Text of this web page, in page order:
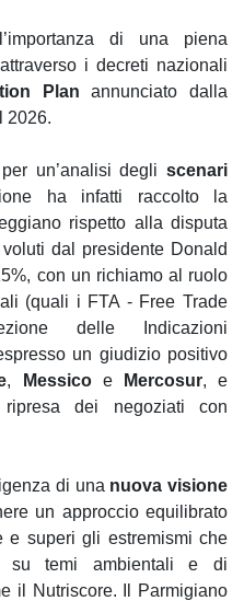
di una piena
i decreti nazionali
Plan annunciato dalla
2026.
un’analisi degli scenari
ha infatti raccolto la
rispetto alla disputa
dal presidente Donald
con un richiamo al ruolo
(quali i FTA - Free Trade
delle Indicazioni
un giudizio positivo
, Messicoe Mercosur, e
dei negoziati con
di una nuova visione
un approccio equilibrato
e superi gli estremismi che
su temi ambientali e di
il Nutriscore. Il Parmigiano